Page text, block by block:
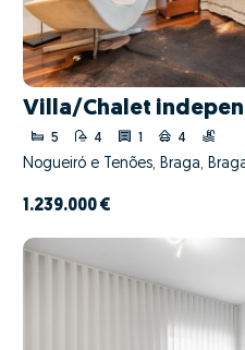
Villa/Chalet
5 4 1 4
Nogueiró e Tenões, Braga,
1.239.000 €